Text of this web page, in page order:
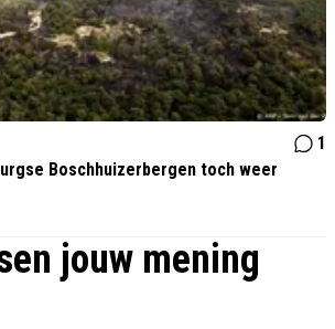
1
Boschhuizerbergen toch weer
jouw mening